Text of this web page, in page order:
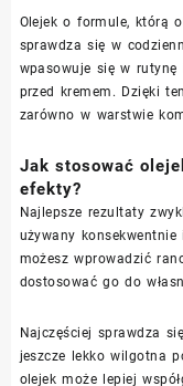
Olejek o formule, którą
sprawdza się w
wpasowuje się w
przed kremem. Dzięki
zarówno w warstwie
Jak stosować
efekty?
Najlepsze rezultaty
używany
możesz wprowadzić
dostosować go do
Najczęściej sprawdza
jeszcze lekko wilgotna
olejek może lepiej